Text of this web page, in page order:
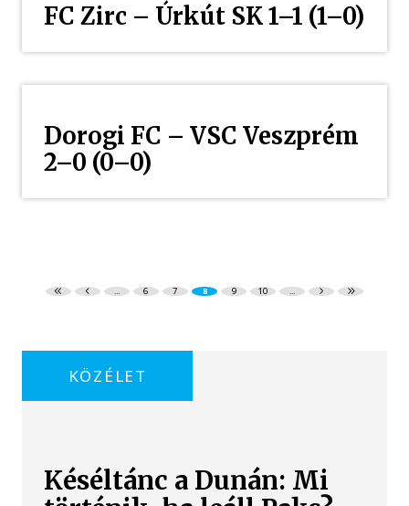
FC Zirc – Úrkút SK 1–1 (1–0)
Dorogi FC – VSC Veszprém
2–0 (0–0)
... 6 7 8 9 10 ...
KÖZÉLET
Késéltánc a Dunán: Mi